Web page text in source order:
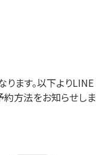
ます。以下よりLINE
約方法をお知らせしま